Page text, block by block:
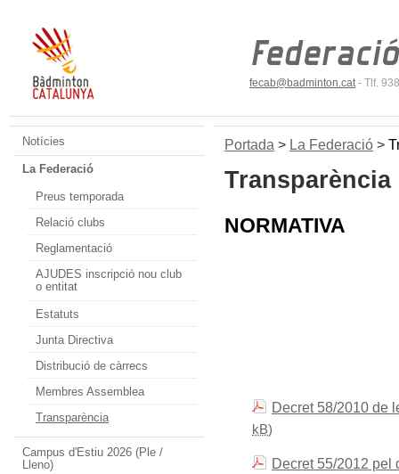
fecab@badminton.cat- Tlf.
Notícies
La Federació
Preus temporada
Relació clubs
Reglamentació
AJUDES inscripció nou club
o entitat
Estatuts
Junta Directiva
Distribució de càrrecs
Membres Assemblea
Transparència
Campus d'Estiu 2026 (Ple /
Lleno)
Portada > La Federació >
Transparència
NORMATIVA
Decret 58/2010 de
kB)
Decret 55/2012 pel